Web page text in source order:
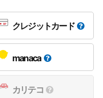
クレジットカード
manaca
カリテコ